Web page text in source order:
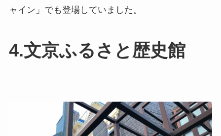
ャイン」でも登場していました。
4.文京ふるさと歴史館